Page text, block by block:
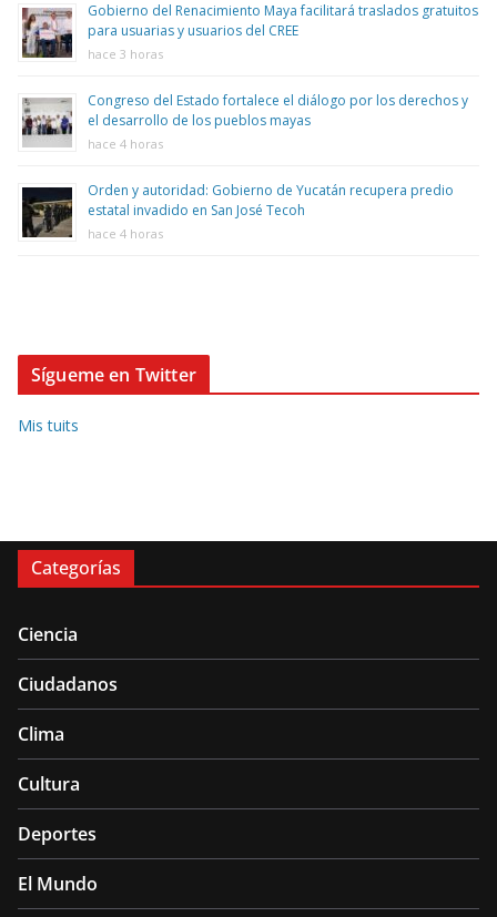
Gobierno del Renacimiento Maya facilitará traslados gratuitos
para usuarias y usuarios del CREE
hace 3 horas
Congreso del Estado fortalece el diálogo por los derechos y
el desarrollo de los pueblos mayas
hace 4 horas
Orden y autoridad: Gobierno de Yucatán recupera predio
estatal invadido en San José Tecoh
hace 4 horas
Sígueme en Twitter
Mis tuits
Categorías
Ciencia
Ciudadanos
Clima
Cultura
Deportes
El Mundo